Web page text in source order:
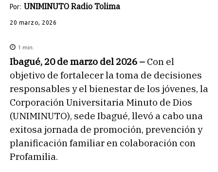
Por: UNIMINUTO Radio Tolima
20 marzo, 2026
1 min.
Ibagué, 20 de marzo del 2026 – Con el
objetivo de fortalecer la toma de decisiones
responsables y el bienestar de los jóvenes, la
Corporación Universitaria Minuto de Dios
(UNIMINUTO), sede Ibagué, llevó a cabo una
exitosa jornada de promoción, prevención y
planificación familiar en colaboración con
Profamilia.